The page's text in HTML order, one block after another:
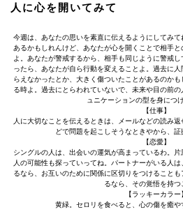
人に心を開いてみて
今週は、あなたの思いを素直に伝えるようにしてみ
あるかもしれんけど、あなたが心を開くことで相手
よ。あなたが警戒するから、相手も同じように警戒
ったら、あなたが自ら行動を変えることよ。過去に
らえなかったとか、大きく傷ついたことがあるのか
る時よ。過去にとらわれていないで、未来や目の前
ュニケーションの型を身につ
【仕事】
人に大切なことを伝えるときは、メールなどの読み
どで問題を起こしそうなときやから、証
【恋愛】
シングルの人は、出会いの運気が高まっているわ。
人の可能性も探っていってね。パートナーがいる人
るなら、お互いのために関係に区切りをつけること
るなら、その覚悟を持つ
【ラッキーカラー
黄緑。セロリを食べると、心の傷を癒や